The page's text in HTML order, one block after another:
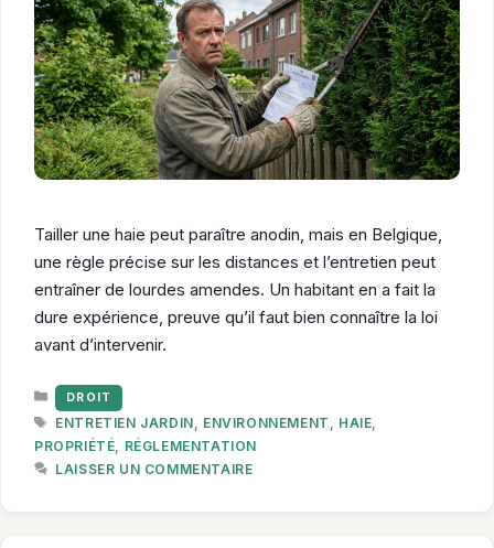
Tailler une haie peut paraître anodin, mais en Belgique,
une règle précise sur les distances et l’entretien peut
entraîner de lourdes amendes. Un habitant en a fait la
dure expérience, preuve qu’il faut bien connaître la loi
avant d’intervenir.
CATÉGORIES
DROIT
ÉTIQUETTES
ENTRETIEN JARDIN ENVIRONNEMENT HAIE
PROPRIÉTÉ
RÉGLEMENTATION
LAISSER UN COMMENTAIRE